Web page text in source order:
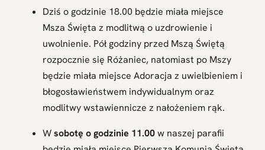
Dziś o godzinie 18.00 będzie miała miejsce
Msza Święta z modlitwą o uzdrowienie i
uwolnienie. Pół godziny przed Mszą Świętą
rozpocznie się Różaniec, natomiast po Mszy
będzie miała miejsce Adoracja z uwielbieniem i
błogosławieństwem indywidualnym oraz
modlitwy wstawiennicze z nałożeniem rąk.
Wsobotę o godzinie 11.00w naszej parafii